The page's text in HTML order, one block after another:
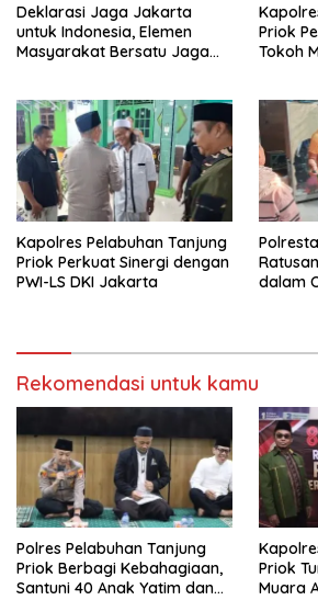
Deklarasi Jaga Jakarta
untuk Indonesia, Elemen
Masyarakat Bersatu Jaga
Priok
Tokoh
Kapolres Pelabuhan Tanjung
Priok Perkuat Sinergi dengan
PWI-LS DKI Jakarta
dalam
Rekomendasi untuk kamu
Polres Pelabuhan Tanjung
Priok Berbagi Kebahagiaan,
Santuni 40 Anak Yatim dan
Priok
Muara